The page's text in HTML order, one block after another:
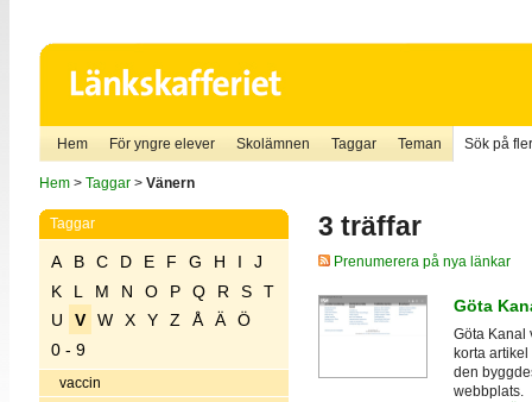
Hem För yngre elever Skolämnen Taggar Teman Sök på
Hem> Taggar> Vänern
Taggar
A B C D E F G H I
J
K
L M N O P Q R S
T
U
V W X Y Z Å Ä
Ö
0 - 9
vaccin
3 träffar
Prenumerera på nya länkar
Göta
Göta Kanal
korta
den
webbplats.